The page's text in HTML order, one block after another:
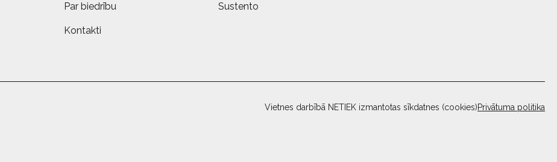
Par biedrību
Kontakti
Sustento
Vietnes darbībā NETIEK izmantotas sīkdatnes (cookies)Privātuma politika